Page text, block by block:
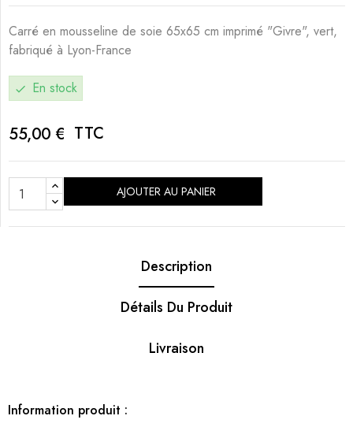
Carré en mousseline de soie 65x65 cm imprimé "Givre", vert,
fabriqué à Lyon-France
check En stock
55,00 € TTC
AJOUTER AU PANIER
Description
Détails Du Produit
Livraison
Information produit :